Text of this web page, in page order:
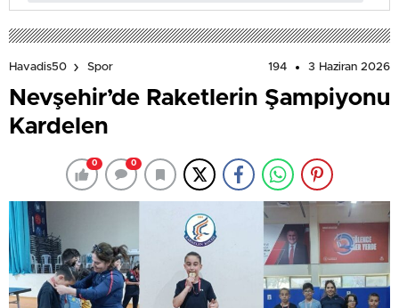
Havadis50 Spor 194 3 Haziran 2026
Nevşehir’de Raketlerin Şampiyonu
Kardelen
0 0